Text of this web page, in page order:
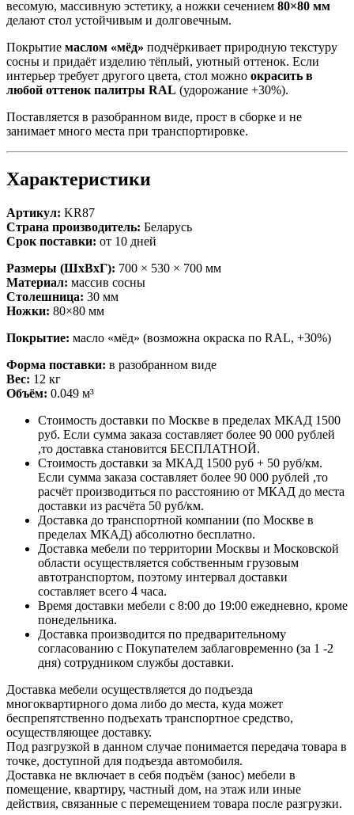
весомую, массивную эстетику, а ножки сечением 80×80 мм
делают стол устойчивым и долговечным.
Покрытие маслом «мёд» подчёркивает природную текстуру
сосны и придаёт изделию тёплый, уютный оттенок. Если
интерьер требует другого цвета, стол можно окрасить в
любой оттенок палитры RAL (удорожание +30%).
Поставляется в разобранном виде, прост в сборке и не
занимает много места при транспортировке.
Характеристики
Артикул: KR87
Страна производитель: Беларусь
Срок поставки: от 10 дней
Размеры (ШхВхГ): 700 × 530 × 700 мм
Материал: массив сосны
Столешница: 30 мм
Ножки: 80×80 мм
Покрытие: масло «мёд» (возможна окраска по RAL, +30%)
Форма поставки: в разобранном виде
Вес: 12 кг
Объём: 0.049 м³
Стоимость доставки по Москве в пределах МКАД 1500
руб. Если сумма заказа составляет более 90 000 рублей
,то доставка становится БЕСПЛАТНОЙ.
Стоимость доставки за МКАД 1500 руб + 50 руб/км.
Если сумма заказа составляет более 90 000 рублей ,то
расчёт производиться по расстоянию от МКАД до места
доставки из расчёта 50 руб/км.
Доставка до транспортной компании (по Москве в
пределах МКАД) абсолютно бесплатно.
Доставка мебели по территории Москвы и Московской
области осуществляется собственным грузовым
автотранспортом, поэтому интервал доставки
составляет всего 4 часа.
Время доставки мебели с 8:00 до 19:00 ежедневно, кроме
понедельника.
Доставка производится по предварительному
согласованию с Покупателем заблаговременно (за 1 -2
дня) сотрудником службы доставки.
Доставка мебели осуществляется до подъезда
многоквартирного дома либо до места, куда может
беспрепятственно подъехать транспортное средство,
осуществляющее доставку.
Под разгрузкой в данном случае понимается передача товара в
точке, доступной для подъезда автомобиля.
Доставка не включает в себя подъём (занос) мебели в
помещение, квартиру, частный дом, на этаж или иные
действия, связанные с перемещением товара после разгрузки.